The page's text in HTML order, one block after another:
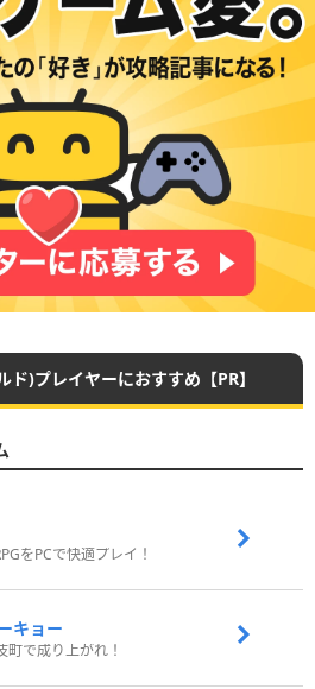
)プレイヤーにおすすめ【PR】
をPCで快適プレイ！
キョー
で成り上がれ！